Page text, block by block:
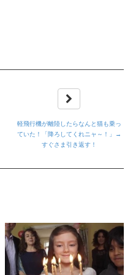
軽飛行機が離陸したらなんと猫も乗っ
ていた！「降ろしてくれニャ～！」→
すぐさま引き返す！